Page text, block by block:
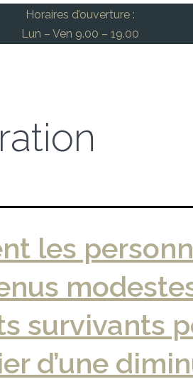
Horaires d’ouverture :
Lun – Ven 9.00 – 19.00
les
survivants
d’une